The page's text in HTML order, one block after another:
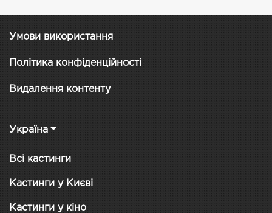
Умови використання
Політика конфіденційності
Видалення контенту
Україна
Всі кастинги
Кастинги у Києві
Кастинги у кіно